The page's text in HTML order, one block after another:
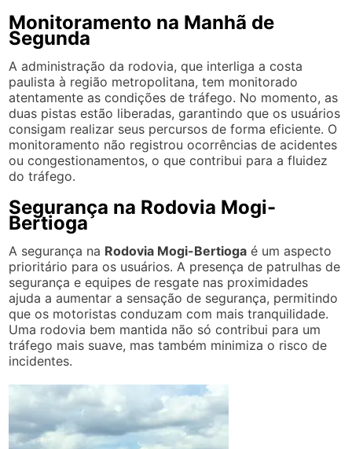
Monitoramento na Manhã de
Segunda
A administração da rodovia, que interliga a costa
paulista à região metropolitana, tem monitorado
atentamente as condições de tráfego. No momento, as
duas pistas estão liberadas, garantindo que os usuários
consigam realizar seus percursos de forma eficiente. O
monitoramento não registrou ocorrências de acidentes
ou congestionamentos, o que contribui para a fluidez
do tráfego.
Segurança na Rodovia Mogi-
Bertioga
A segurança na Rodovia Mogi-Bertioga é um aspecto
prioritário para os usuários. A presença de patrulhas de
segurança e equipes de resgate nas proximidades
ajuda a aumentar a sensação de segurança, permitindo
que os motoristas conduzam com mais tranquilidade.
Uma rodovia bem mantida não só contribui para um
tráfego mais suave, mas também minimiza o risco de
incidentes.